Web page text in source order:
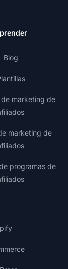
Blog
marketing de
marketing de
programas de